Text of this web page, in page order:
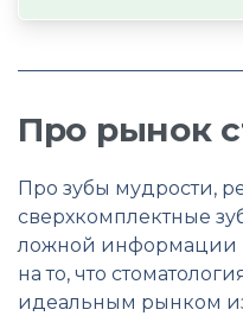
Про рынок
Про зубы мудрости,
сверхкомплектные
ложной информации
на то, что
идеальным рынком